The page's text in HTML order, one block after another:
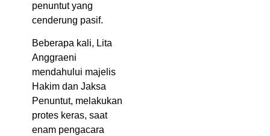
penuntut yang
cenderung pasif.
Beberapa kali, Lita
Anggraeni
mendahului majelis
Hakim dan Jaksa
Penuntut, melakukan
protes keras, saat
enam pengacara